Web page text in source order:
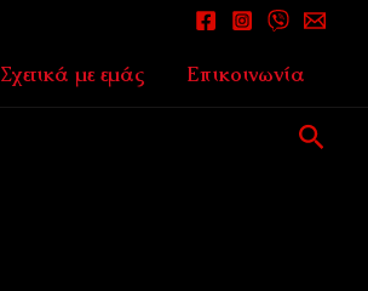
Σχετικά με εμάς Επικοινωνία